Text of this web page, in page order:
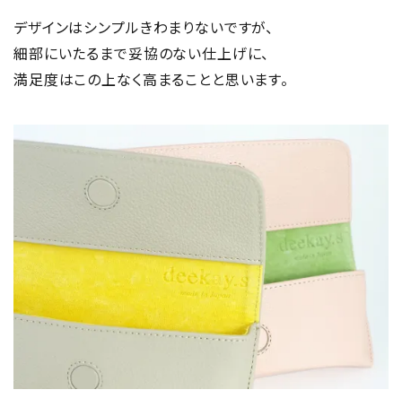
デザインはシンプルきわまりないですが、
細部にいたるまで妥協のない仕上げに、
満足度はこの上なく高まることと思います。